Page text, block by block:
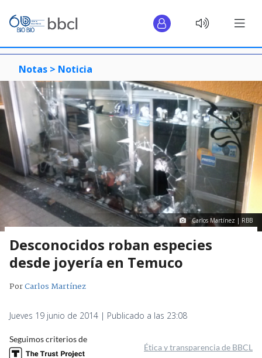
Notas > Noticia
Carlos Martínez | RBB
Desconocidos roban especies
desde joyería en Temuco
PorCarlos Martínez
Jueves 19 junio de 2014 | Publicado a las 23:08
Seguimos criterios de
Ética y transparencia de BBCL